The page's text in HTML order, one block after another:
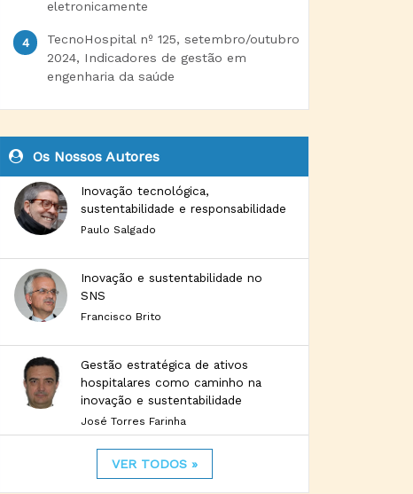
eletronicamente
TecnoHospital nº 125, setembro/outubro
2024, Indicadores de gestão em
engenharia da saúde
Os Nossos Autores
Inovação tecnológica,
sustentabilidade e responsabilidade
Paulo Salgado
Inovação e sustentabilidade no
SNS
Francisco Brito
Gestão estratégica de ativos
hospitalares como caminho na
inovação e sustentabilidade
José Torres Farinha
VER TODOS »